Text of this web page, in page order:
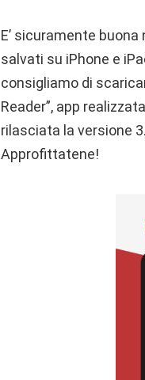
E’ sicuramente
salvati su iPhone e
consigliamo di
Reader”, app
rilasciata la versione
Approfittatene!